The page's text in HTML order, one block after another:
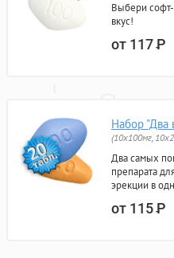
Выбери
вкус!
от 117Р
Набор "Два
(10x100мг,
Два самых
препарата
эрекции в
от 115Р